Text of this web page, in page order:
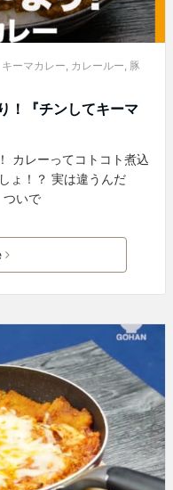
キーマカレー カレールー 豚
！『チンしてキーマ
カレーってコトコト煮込
ょ！？ 実は違うんだ
ついで